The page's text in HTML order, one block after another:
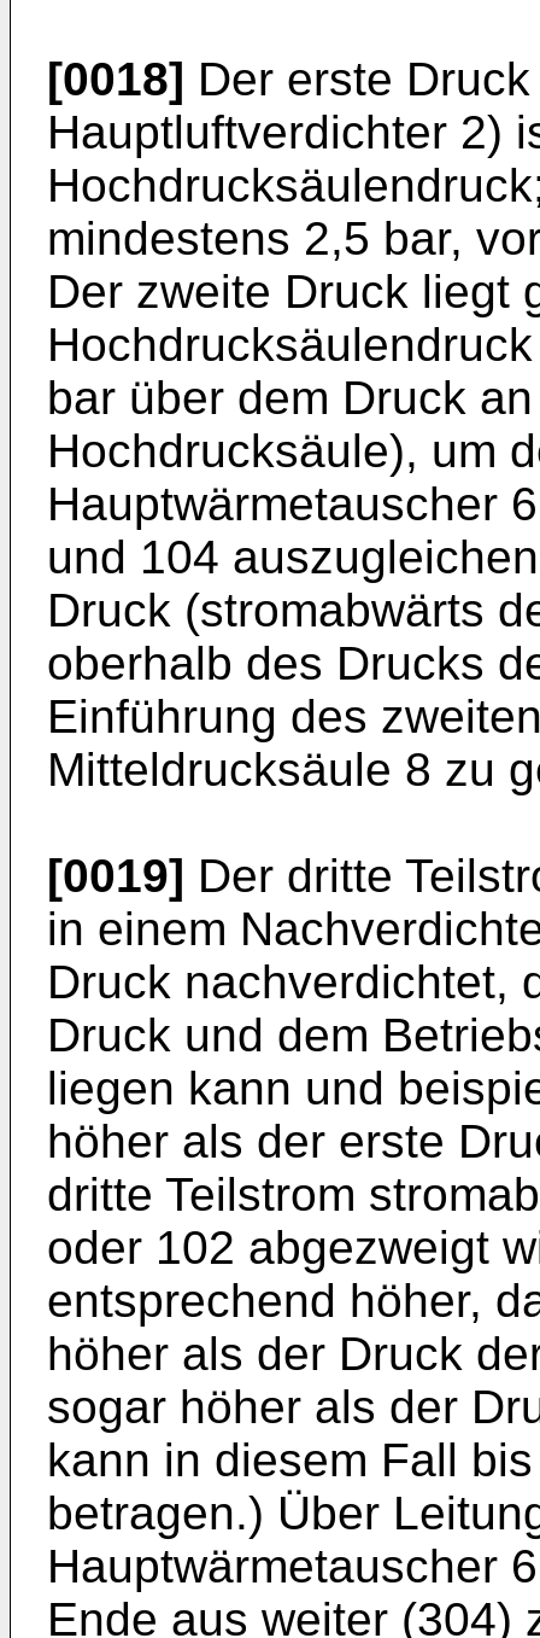
[0018] Der erste
Hauptluftverdichter 2)
mindestens 2,5 bar,
Der zweite Druck liegt
bar über dem Druck
Hochdrucksäule), um
Hauptwärmetauscher
und 104
Druck (stromabwärts
oberhalb des Drucks
Einführung des
Mitteldrucksäule 8 zu
[0019] Der dritte
in einem
Druck nachverdichtet,
Druck und dem
liegen kann und
höher als der erste
dritte Teilstrom
oder 102 abgezweigt
entsprechend höher,
höher als der Druck
sogar höher als der
kann in diesem Fall
betragen.) Über
Hauptwärmetauscher
Ende aus weiter (304)